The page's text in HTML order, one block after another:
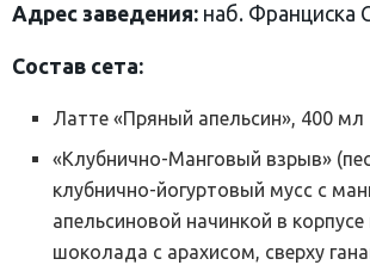
Адрес заведения: наб. Франциска
Состав сета:
Латте «Пряный апельсин», 400 мл
«Клубнично-Манговый взрыв»
клубнично-йогуртовый мусс с
апельсиновой начинкой в
шоколада с арахисом, сверху